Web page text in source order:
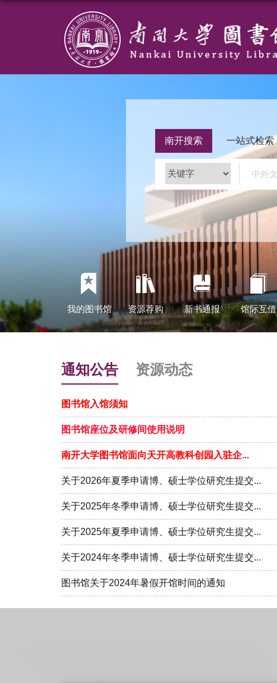
南开搜索 一站式检索
我的图书馆 资源荐购 新书通报 馆际互借
通知公告 资源动态
图书馆入馆须知
图书馆座位及研修间使用说明
南开大学图书馆面向天开高教科创园入驻企...
关于2026年夏季申请博、硕士学位研究生提交...
关于2025年冬季申请博、硕士学位研究生提交...
关于2025年夏季申请博、硕士学位研究生提交...
关于2024年冬季申请博、硕士学位研究生提交...
图书馆关于2024年暑假开馆时间的通知